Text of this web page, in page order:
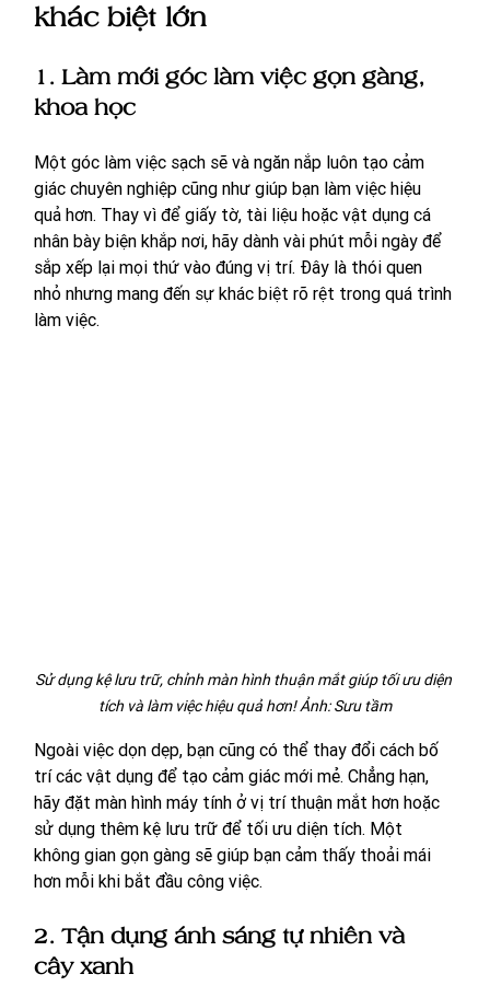
khác biệt lớn
1. Làm mới góc làm việc gọn gàng,
khoa học
Một góc làm việc sạch sẽ và ngăn nắp luôn tạo cảm
giác chuyên nghiệp cũng như giúp bạn làm việc hiệu
quả hơn. Thay vì để giấy tờ, tài liệu hoặc vật dụng cá
nhân bày biện khắp nơi, hãy dành vài phút mỗi ngày để
sắp xếp lại mọi thứ vào đúng vị trí. Đây là thói quen
nhỏ nhưng mang đến sự khác biệt rõ rệt trong quá trình
làm việc.
Sử dụng kệ lưu trữ, chỉnh màn hình thuận mắt giúp tối ưu diện
tích và làm việc hiệu quả hơn! Ảnh: Sưu tầm
Ngoài việc dọn dẹp, bạn cũng có thể thay đổi cách bố
trí các vật dụng để tạo cảm giác mới mẻ. Chẳng hạn,
hãy đặt màn hình máy tính ở vị trí thuận mắt hơn hoặc
sử dụng thêm kệ lưu trữ để tối ưu diện tích. Một
không gian gọn gàng sẽ giúp bạn cảm thấy thoải mái
hơn mỗi khi bắt đầu công việc.
2. Tận dụng ánh sáng tự nhiên và
cây xanh